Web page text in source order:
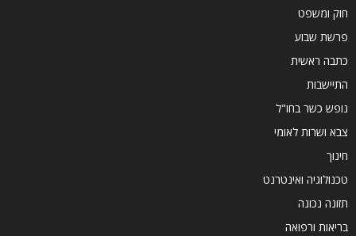
חוק ומשפט
פרשת שבוע
כתבה ראשית
התיישבות
נופש כשר בחו"ל
צבא ושרות לאומי
חינוך
טכנולוגיה ואינטרנט
תזונה נכונה
בריאות ורפואה